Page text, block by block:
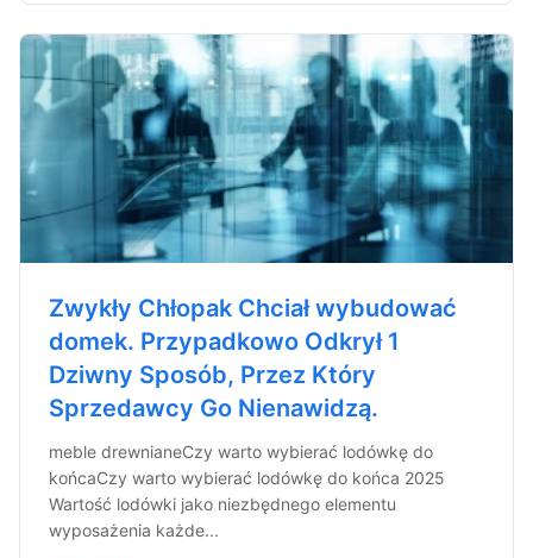
Zwykły Chłopak Chciał wybudować
domek. Przypadkowo Odkrył 1
Dziwny Sposób, Przez Który
Sprzedawcy Go Nienawidzą.
meble drewnianeCzy warto wybierać lodówkę do
końcaCzy warto wybierać lodówkę do końca 2025
Wartość lodówki jako niezbędnego elementu
wyposażenia każde...